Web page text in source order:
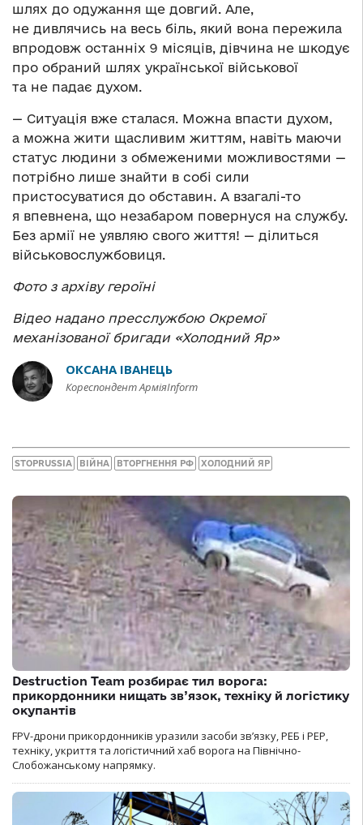
шлях до одужання ще довгий. Але,
не дивлячись на весь біль, який вона пережила
впродовж останніх 9 місяців, дівчина не шкодує
про обраний шлях української військової
та не падає духом.
— Ситуація вже сталася. Можна впасти духом,
а можна жити щасливим життям, навіть маючи
статус людини з обмеженими можливостями —
потрібно лише знайти в собі сили
пристосуватися до обставин. А взагалі-то
я впевнена, що незабаром повернуся на службу.
Без армії не уявляю свого життя! — ділиться
військовослужбовиця.
Фото з архіву героїні
Відео надано пресслужбою Окремої
механізованої бригади «Холодний Яр»
ОКСАНА ІВАНЕЦЬ
Кореспондент АрміяInform
STOPRUSSIA ВІЙНА ВТОРГНЕННЯ РФ ХОЛОДНИЙ ЯР
Destruction Team розбирає тил ворога:
прикордонники нищать зв’язок, техніку й логістику
окупантів
FPV-дрони прикордонників уразили засоби зв’язку, РЕБ і РЕР,
техніку, укриття та логістичний хаб ворога на Північно-
Слобожанському напрямку.